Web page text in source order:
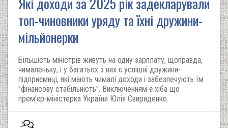
топ-чиновники уряду та їхні дружини-
мільйонерки
Більшість міністрів живуть на одну зарплату, щоправда,
чималеньку, і у багатьох з них є успішні дружини-
підприємиці, які мають чималі доходи і забезпечують їм
"фінансову стабільність". Виключенням є хіба що
прем’єр-міністерка України Юлія Свириденко.
1